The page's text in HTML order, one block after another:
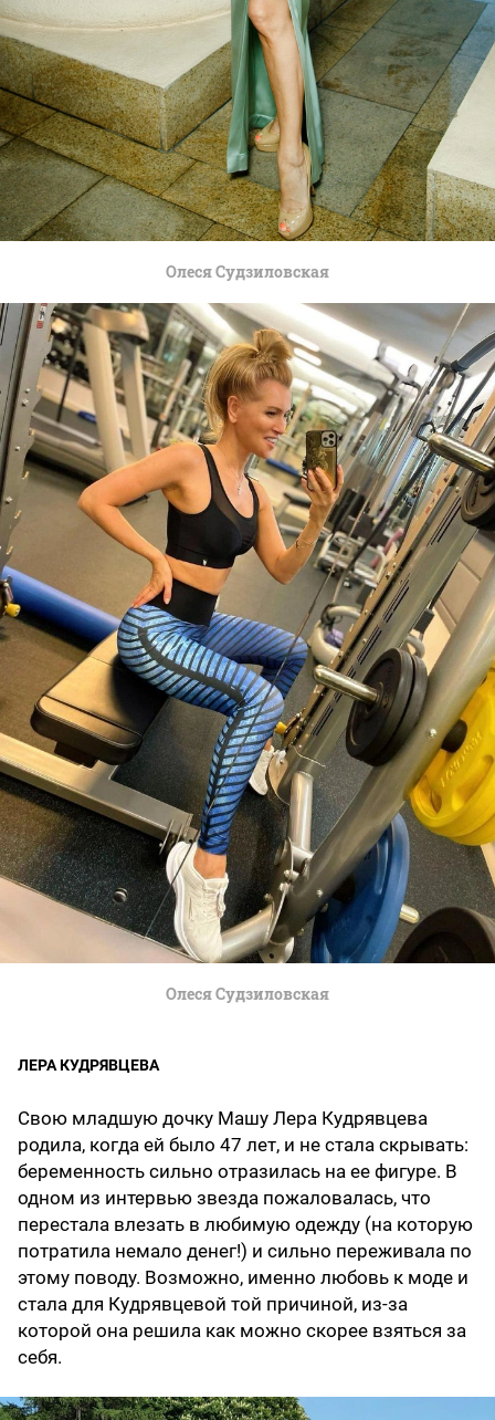
Олеся Судзиловская
Олеся Судзиловская
ЛЕРА КУДРЯВЦЕВА
Свою младшую дочку Машу Лера Кудрявцева
родила, когда ей было 47 лет, и не стала скрывать:
беременность сильно отразилась на ее фигуре. В
одном из интервью звезда пожаловалась, что
перестала влезать в любимую одежду (на которую
потратила немало денег!) и сильно переживала по
этому поводу. Возможно, именно любовь к моде и
стала для Кудрявцевой той причиной, из-за
которой она решила как можно скорее взяться за
себя.